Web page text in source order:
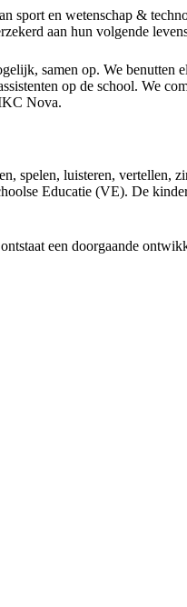
sport en wetenschap &
aan hun volgende
samen op. We benutten
op de school. We
Nova.
spelen, luisteren, vertellen,
Educatie (VE). De
een doorgaande